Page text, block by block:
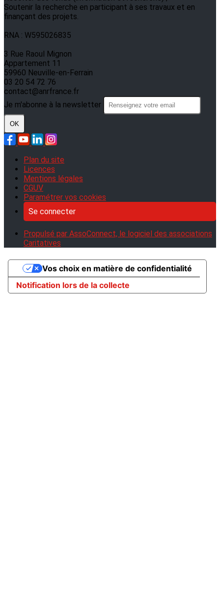
Soutenir la recherche en participant à ses travaux et en
finançant des projets.
RNA : W595026835
3 Rue Raoul Mignon
Appartement 11
59960 Neuville-en-Ferrain
03 20 54 72 76
contact@anrfrance.fr
Je m'abonne à la newsletter
OK
Plan du site
Licences
Mentions légales
CGUV
Paramétrer vos cookies
Se connecter
Propulsé par AssoConnect, le logiciel des associations
Caritatives
Notification lors de la collecte
Vos choix en matière de confidentialité